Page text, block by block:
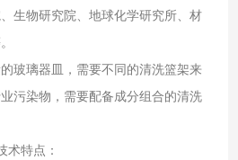
生物研究院、地球化学研究所、材
玻璃器皿，需要不同的清洗篮架来
污染物，需要配备成分组合的清洗
术特点：